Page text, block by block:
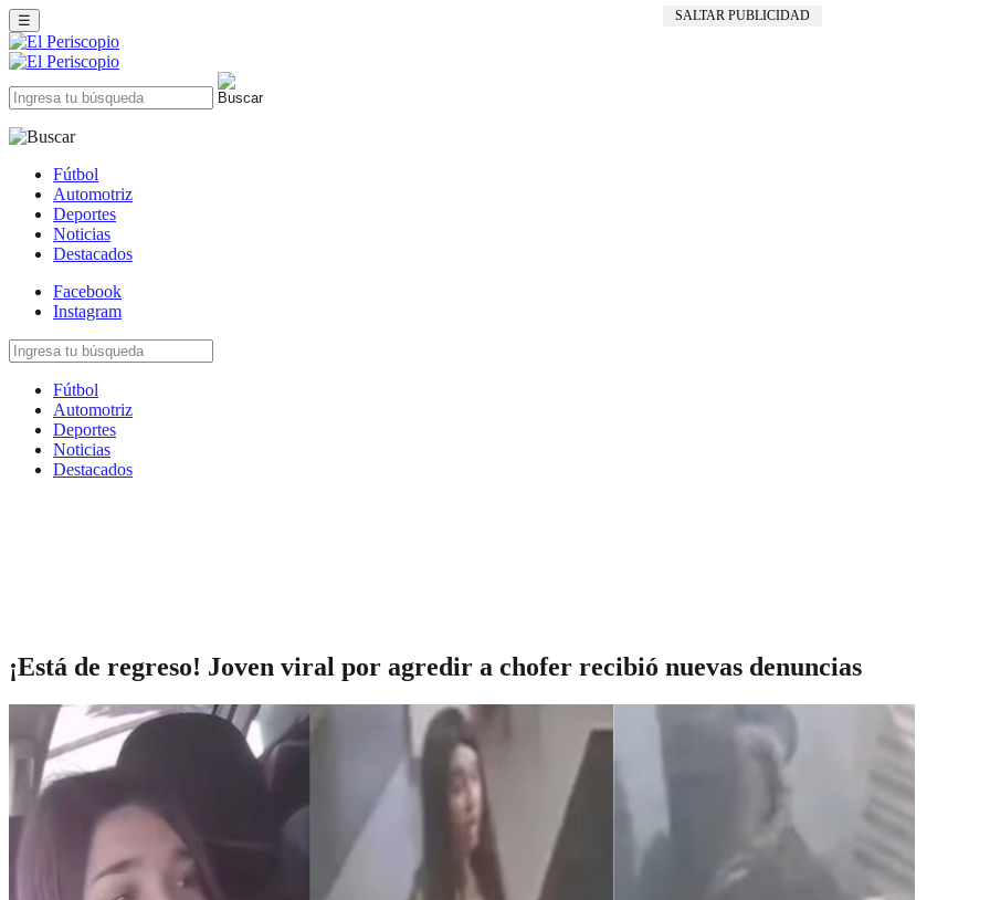
SALTAR PUBLICIDAD
☰
Fútbol
Automotriz
Deportes
Noticias
Destacados
Facebook
Instagram
Fútbol
Automotriz
Deportes
Noticias
Destacados
¡Está de regreso! Joven viral por agredir a chofer recibió nuevas denuncias